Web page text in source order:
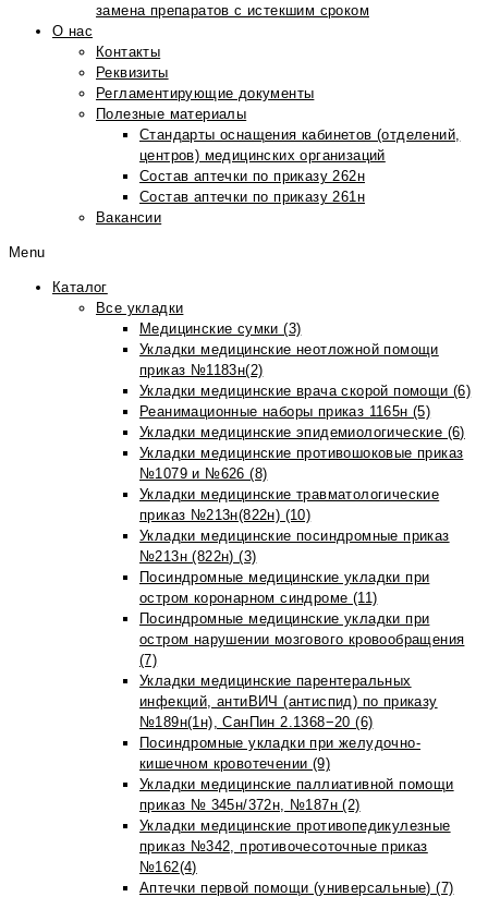
замена препаратов с истекшим сроком
О нас
Контакты
Реквизиты
Регламентирующие документы
Полезные материалы
Стандарты оснащения кабинетов (отделений,
центров) медицинских организаций
Состав аптечки по приказу 262н
Состав аптечки по приказу 261н
Вакансии
Menu
Каталог
Все укладки
Медицинские сумки (3)
Укладки медицинские неотложной помощи
приказ №1183н(2)
Укладки медицинские врача скорой помощи (6)
Реанимационные наборы приказ 1165н (5)
Укладки медицинские эпидемиологические (6)
Укладки медицинские противошоковые приказ
№1079 и №626 (8)
Укладки медицинские травматологические
приказ №213н(822н) (10)
Укладки медицинские посиндромные приказ
№213н (822н) (3)
Посиндромные медицинские укладки при
остром коронарном синдроме (11)
Посиндромные медицинские укладки при
остром нарушении мозгового кровообращения
(7)
Укладки медицинские парентеральных
инфекций, антиВИЧ (антиспид) по приказу
№189н(1н), СанПин 2.1368−20 (6)
Посиндромные укладки при желудочно-
кишечном кровотечении (9)
Укладки медицинские паллиативной помощи
приказ № 345н/372н, №187н (2)
Укладки медицинские противопедикулезные
приказ №342, противочесоточные приказ
№162(4)
Аптечки первой помощи (универсальные) (7)